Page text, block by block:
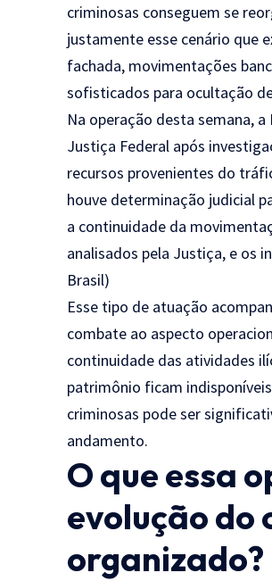
criminosas conseguem se
justamente esse cenário que
fachada, movimentações
sofisticados para ocultação
Na operação desta semana,
Justiça Federal após
recursos provenientes do
houve determinação judicial
a continuidade da
analisados pela Justiça, e os
Brasil)
Esse tipo de atuação
combate ao aspecto
continuidade das atividades
patrimônio ficam
criminosas pode ser
andamento.
O que essa
evolução do
organizado?